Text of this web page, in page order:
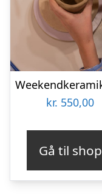
kr. 550,00
Gå til shop